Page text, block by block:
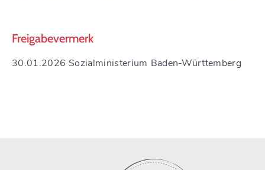
Freigabevermerk
30.01.2026 Sozialministerium Baden-Württemberg